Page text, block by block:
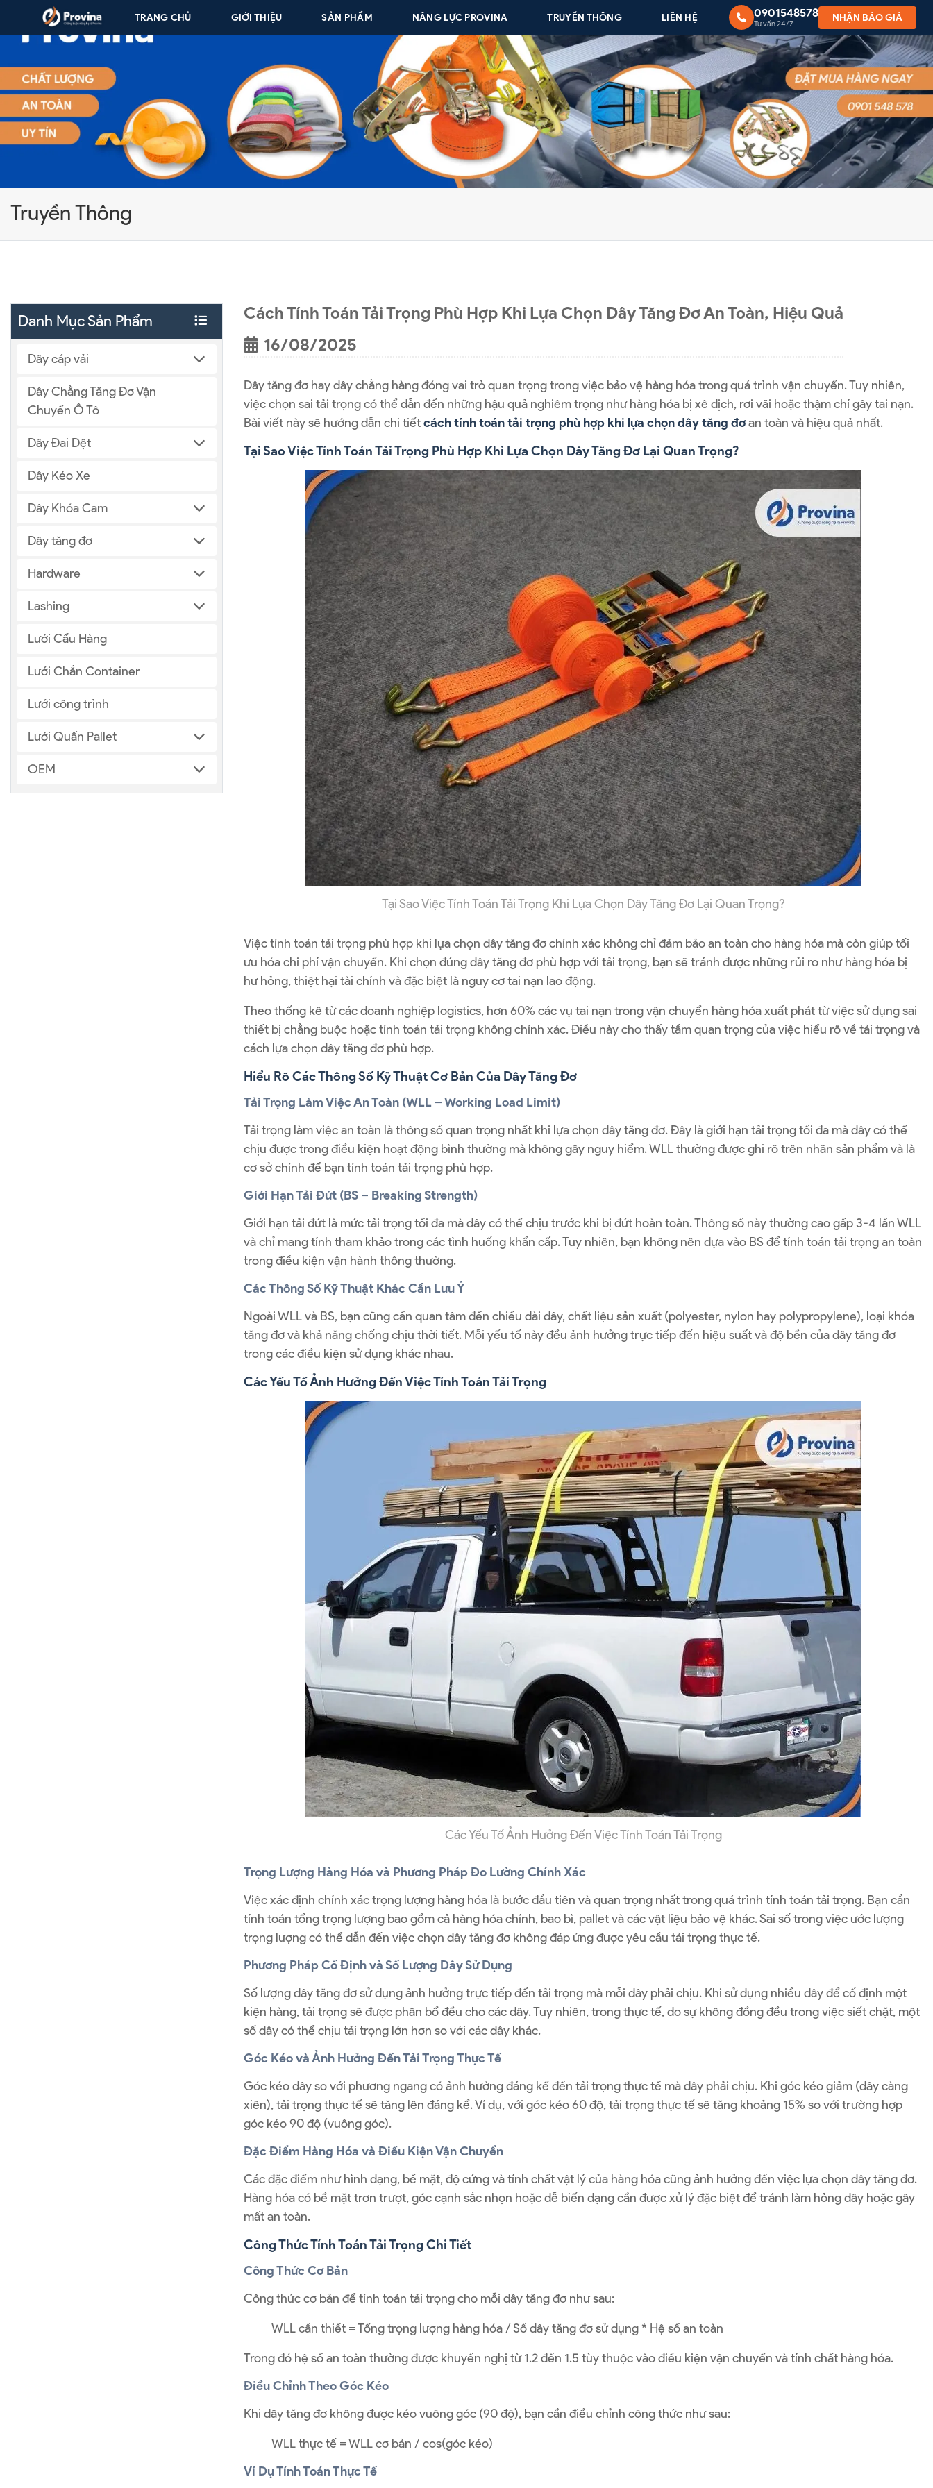
Skip to content
TRANG CHỦ GIỚI THIỆU SẢN PHẨM NĂNG LỰC PROVINA TRUYỀN THÔNG LIÊN HỆ 0901548578
Tư vấn 24/7
NHẬN BÁO GIÁ
Truyền Thông
Danh Mục Sản Phẩm
Dây cáp vải
Dây Chằng Tăng Đơ Vận
Chuyển Ô Tô
Dây Đai Dệt
Dây Kéo Xe
Dây Khóa Cam
Dây tăng đơ
Hardware
Lashing
Lưới Cẩu Hàng
Lưới Chắn Container
Lưới công trình
Lưới Quấn Pallet
OEM
Cách Tính Toán Tải Trọng Phù Hợp Khi Lựa Chọn Dây Tăng Đơ An Toàn, Hiệu Quả
16/08/2025
Dây tăng đơ hay dây chằng hàng đóng vai trò quan trọng trong việc bảo vệ hàng hóa trong quá trình vận chuyển. Tuy nhiên,
việc chọn sai tải trọng có thể dẫn đến những hậu quả nghiêm trọng như hàng hóa bị xê dịch, rơi vãi hoặc thậm chí gây tai nạn.
Bài viết này sẽ hướng dẫn chi tiếtcách tính toán tải trọng phù hợp khi lựa chọn dây tăng đơan toàn và hiệu quả nhất.
Tại Sao Việc Tính Toán Tải Trọng Phù Hợp Khi Lựa Chọn Dây Tăng Đơ Lại Quan Trọng?
Tại Sao Việc Tính Toán Tải Trọng Khi Lựa Chọn Dây Tăng Đơ Lại Quan Trọng?
Việc tính toán tải trọng phù hợp khi lựa chọn dây tăng đơ chính xác không chỉ đảm bảo an toàn cho hàng hóa mà còn giúp tối
ưu hóa chi phí vận chuyển. Khi chọn đúng dây tăng đơ phù hợp với tải trọng, bạn sẽ tránh được những rủi ro như hàng hóa bị
hư hỏng, thiệt hại tài chính và đặc biệt là nguy cơ tai nạn lao động.
Theo thống kê từ các doanh nghiệp logistics, hơn 60% các vụ tai nạn trong vận chuyển hàng hóa xuất phát từ việc sử dụng sai
thiết bị chằng buộc hoặc tính toán tải trọng không chính xác. Điều này cho thấy tầm quan trọng của việc hiểu rõ về tải trọng và
cách lựa chọn dây tăng đơ phù hợp.
Hiểu Rõ Các Thông Số Kỹ Thuật Cơ Bản Của Dây Tăng Đơ
Tải Trọng Làm Việc An Toàn (WLL – Working Load Limit)
Tải trọng làm việc an toàn là thông số quan trọng nhất khi lựa chọn dây tăng đơ. Đây là giới hạn tải trọng tối đa mà dây có thể
chịu được trong điều kiện hoạt động bình thường mà không gây nguy hiểm. WLL thường được ghi rõ trên nhãn sản phẩm và là
cơ sở chính để bạn tính toán tải trọng phù hợp.
Giới Hạn Tải Đứt (BS – Breaking Strength)
Giới hạn tải đứt là mức tải trọng tối đa mà dây có thể chịu trước khi bị đứt hoàn toàn. Thông số này thường cao gấp 3-4 lần WLL
và chỉ mang tính tham khảo trong các tình huống khẩn cấp. Tuy nhiên, bạn không nên dựa vào BS để tính toán tải trọng an toàn
trong điều kiện vận hành thông thường.
Các Thông Số Kỹ Thuật Khác Cần Lưu Ý
Ngoài WLL và BS, bạn cũng cần quan tâm đến chiều dài dây, chất liệu sản xuất (polyester, nylon hay polypropylene), loại khóa
tăng đơ và khả năng chống chịu thời tiết. Mỗi yếu tố này đều ảnh hưởng trực tiếp đến hiệu suất và độ bền của dây tăng đơ
trong các điều kiện sử dụng khác nhau.
Các Yếu Tố Ảnh Hưởng Đến Việc Tính Toán Tải Trọng
Các Yếu Tố Ảnh Hưởng Đến Việc Tính Toán Tải Trọng
Trọng Lượng Hàng Hóa và Phương Pháp Đo Lường Chính Xác
Việc xác định chính xác trọng lượng hàng hóa là bước đầu tiên và quan trọng nhất trong quá trình tính toán tải trọng. Bạn cần
tính toán tổng trọng lượng bao gồm cả hàng hóa chính, bao bì, pallet và các vật liệu bảo vệ khác. Sai số trong việc ước lượng
trọng lượng có thể dẫn đến việc chọn dây tăng đơ không đáp ứng được yêu cầu tải trọng thực tế.
Phương Pháp Cố Định và Số Lượng Dây Sử Dụng
Số lượng dây tăng đơ sử dụng ảnh hưởng trực tiếp đến tải trọng mà mỗi dây phải chịu. Khi sử dụng nhiều dây để cố định một
kiện hàng, tải trọng sẽ được phân bổ đều cho các dây. Tuy nhiên, trong thực tế, do sự không đồng đều trong việc siết chặt, một
số dây có thể chịu tải trọng lớn hơn so với các dây khác.
Góc Kéo và Ảnh Hưởng Đến Tải Trọng Thực Tế
Góc kéo dây so với phương ngang có ảnh hưởng đáng kể đến tải trọng thực tế mà dây phải chịu. Khi góc kéo giảm (dây càng
xiên), tải trọng thực tế sẽ tăng lên đáng kể. Ví dụ, với góc kéo 60 độ, tải trọng thực tế sẽ tăng khoảng 15% so với trường hợp
góc kéo 90 độ (vuông góc).
Đặc Điểm Hàng Hóa và Điều Kiện Vận Chuyển
Các đặc điểm như hình dạng, bề mặt, độ cứng và tính chất vật lý của hàng hóa cũng ảnh hưởng đến việc lựa chọn dây tăng đơ.
Hàng hóa có bề mặt trơn trượt, góc cạnh sắc nhọn hoặc dễ biến dạng cần được xử lý đặc biệt để tránh làm hỏng dây hoặc gây
mất an toàn.
Công Thức Tính Toán Tải Trọng Chi Tiết
Công Thức Cơ Bản
Công thức cơ bản để tính toán tải trọng cho mỗi dây tăng đơ như sau:
WLL cần thiết = Tổng trọng lượng hàng hóa / Số dây tăng đơ sử dụng * Hệ số an toàn
Trong đó hệ số an toàn thường được khuyến nghị từ 1.2 đến 1.5 tùy thuộc vào điều kiện vận chuyển và tính chất hàng hóa.
Điều Chỉnh Theo Góc Kéo
Khi dây tăng đơ không được kéo vuông góc (90 độ), bạn cần điều chỉnh công thức như sau:​
WLL thực tế = WLL cơ bản / cos(góc kéo)
Ví Dụ Tính Toán Thực Tế